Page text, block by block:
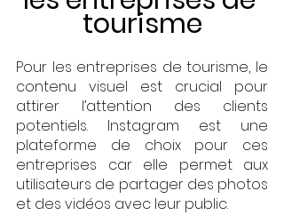
tourisme
Pour les entreprises de tourisme, le
contenu visuel est crucial pour
attirer l’attention des clients
potentiels. Instagram est une
plateforme de choix pour ces
entreprises car elle permet aux
utilisateurs de partager des photos
et des vidéos avec leur public.